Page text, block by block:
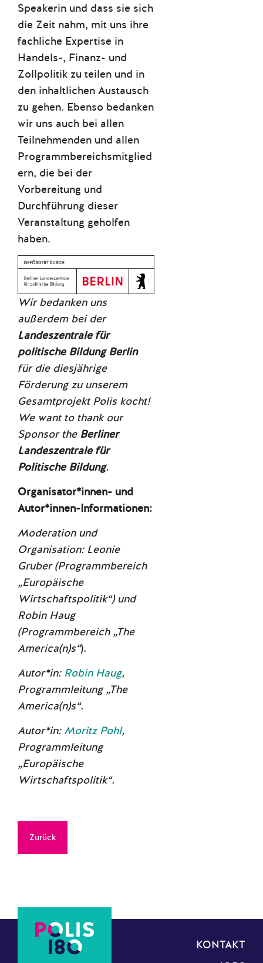
Speakerin und dass sie sich
die Zeit nahm, mit uns ihre
fachliche Expertise in
Handels-, Finanz- und
Zollpolitik zu teilen und in
den inhaltlichen Austausch
zu gehen. Ebenso bedanken
wir uns auch bei allen
Teilnehmenden und allen
Programmbereichsmitglied
ern, die bei der
Vorbereitung und
Durchführung dieser
Veranstaltung geholfen
haben.
Wir bedanken uns
außerdem bei der
Landeszentrale für
politische Bildung Berlin
für die diesjährige
Förderung zu unserem
Gesamtprojekt Polis kocht!
We want to thank our
Sponsor the Berliner
Landeszentrale für
Politische Bildung.
Organisator*innen- und
Autor*innen-Informationen:
Moderation und
Organisation: Leonie
Gruber (Programmbereich
„Europäische
Wirtschaftspolitik“) und
Robin Haug
(Programmbereich „The
America(n)s“).
Autor*in: Robin Haug,
Programmleitung „The
America(n)s“.
Autor*in:Moritz Pohl,
Programmleitung
„Europäische
Wirtschaftspolitik“.
Zurück
KONTAKT